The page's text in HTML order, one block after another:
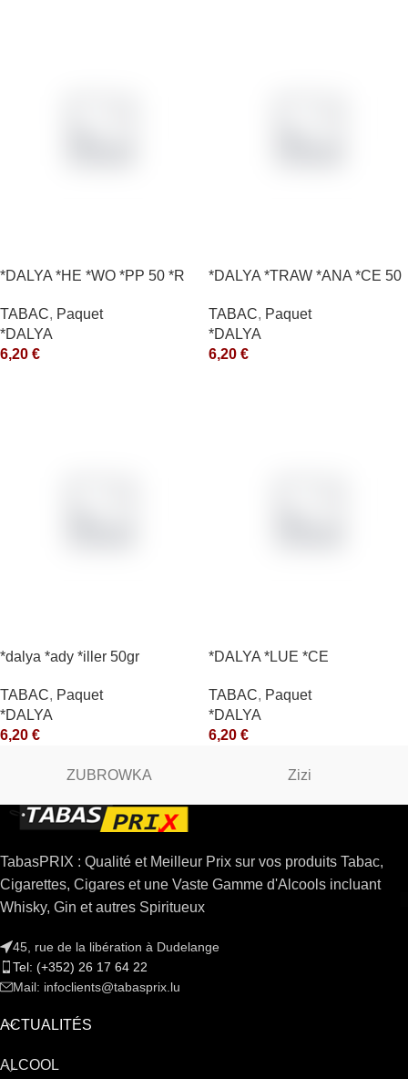
*DALYA *HE *WO *PP 50 *R
TABAC, Paquet
*DALYA
6,20 €
*DALYA *TRAW *ANA *CE 50
TABAC, Paquet
*DALYA
6,20 €
*dalya *ady *iller 50gr
TABAC, Paquet
*DALYA
6,20 €
*DALYA *LUE *CE
TABAC, Paquet
*DALYA
6,20 €
ZUBROWKA Zizi
TabasPRIX : Qualité et Meilleur Prix sur vos produits Tabac,
Cigarettes, Cigares et une Vaste Gamme d'Alcools incluant
Whisky, Gin et autres Spiritueux
45, rue de la libération à Dudelange
Tel: (+352) 26 17 64 22
Mail: infoclients@tabasprix.lu
ACTUALITÉS
ALCOOL